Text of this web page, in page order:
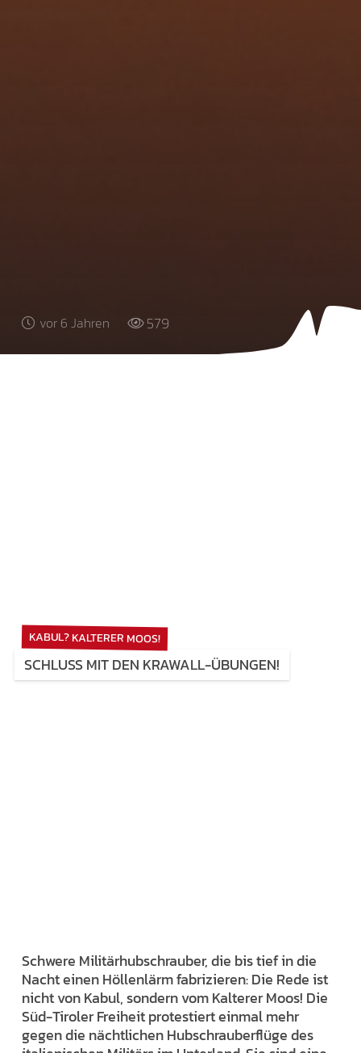
vor 6 Jahren 579
KABUL? KALTERER MOOS!
SCHLUSS MIT DEN KRAWALL-ÜBUNGEN!
Schwere Militärhubschrauber, die bis tief in die
Nacht einen Höllenlärm fabrizieren: Die Rede ist
nicht von Kabul, sondern vom Kalterer Moos! Die
Süd-Tiroler Freiheit protestiert einmal mehr
gegen die nächtlichen Hubschrauberflüge des